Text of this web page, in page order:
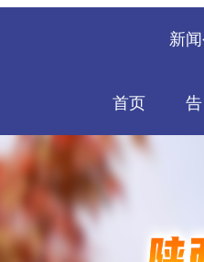
首页
新
告